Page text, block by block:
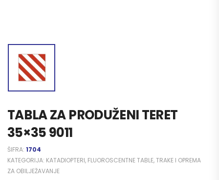
TABLA ZA PRODUŽENI TERET
35×35 9011
ŠIFRA: 1704
KATEGORIJA: KATADIOPTERI, FLUOROSCENTNE TABLE, TRAKE I OPREMA
ZA OBILJEŽAVANJE